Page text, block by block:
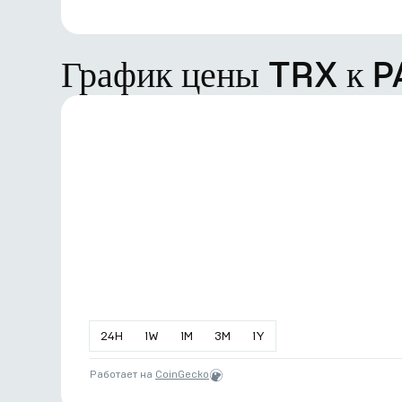
График цены TRX к
24H 1W 1M 3M 1Y
Работает на CoinGecko